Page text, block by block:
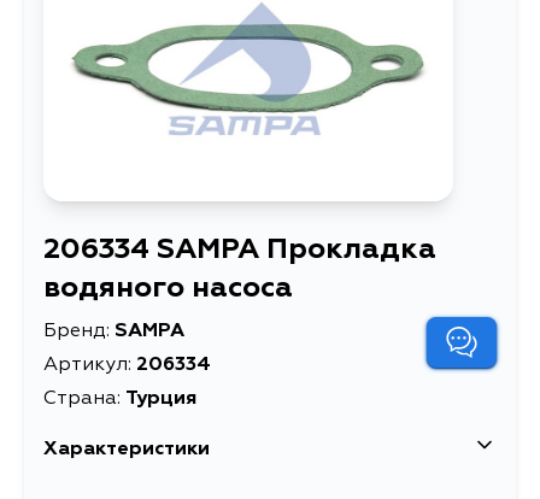
206334 SAMPA Прокладка
водяного насоса
Бренд: SAMPA
Артикул: 206334
Страна: Турция
Характеристики